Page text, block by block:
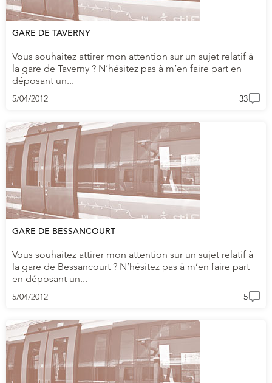
GARE DE TAVERNY
Vous souhaitez attirer mon attention sur un sujet relatif à
la gare de Taverny ? N’hésitez pas à m’en faire part en
déposant un...
5/04/2012 33
GARE DE BESSANCOURT
Vous souhaitez attirer mon attention sur un sujet relatif à
la gare de Bessancourt ? N’hésitez pas à m’en faire part
en déposant un...
5/04/2012 5